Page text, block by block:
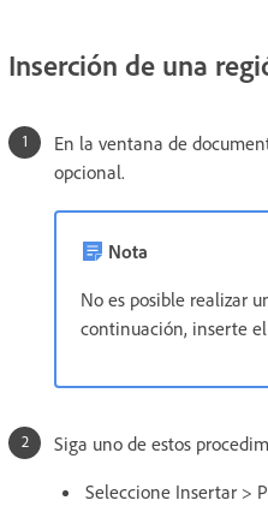
Inserción de una
En la ventana de
opcional.
Nota
No es posible realizar
continuación, inserte
Siga uno de estos
Seleccione Insertar >